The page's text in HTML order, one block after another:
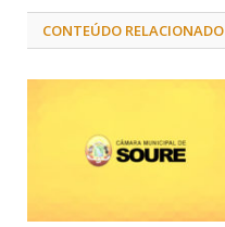
CONTEÚDO RELACIONADO